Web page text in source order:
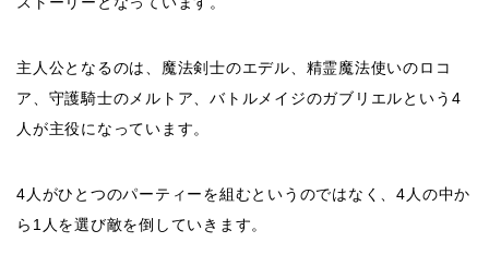
主人公となるのは、魔法剣士のエデル、精霊魔法使いのロコ
ア、守護騎士のメルトア、バトルメイジのガブリエルという4
人が主役になっています。
4人がひとつのパーティーを組むというのではなく、4人の中か
ら1人を選び敵を倒していきます。